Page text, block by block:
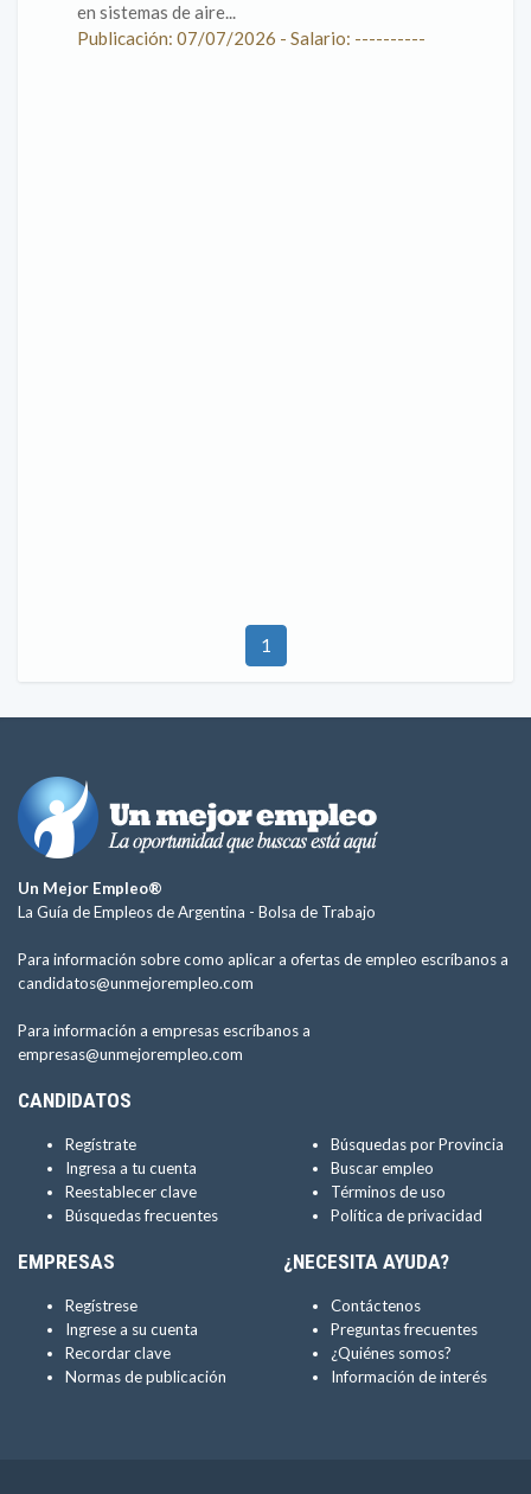
en sistemas de aire...
Publicación: 07/07/2026 - Salario: ----------
1
Un Mejor Empleo®
La Guía de Empleos de Argentina - Bolsa de Trabajo
Para información sobre como aplicar a ofertas de empleo escríbanos a
candidatos@unmejorempleo.com
Para información a empresas escríbanos a
empresas@unmejorempleo.com
CANDIDATOS
Regístrate
Ingresa a tu cuenta
Reestablecer clave
Búsquedas frecuentes
Búsquedas por Provincia
Buscar empleo
Términos de uso
Política de privacidad
EMPRESAS
Regístrese
Ingrese a su cuenta
Recordar clave
Normas de publicación
¿NECESITA AYUDA?
Contáctenos
Preguntas frecuentes
¿Quiénes somos?
Información de interés